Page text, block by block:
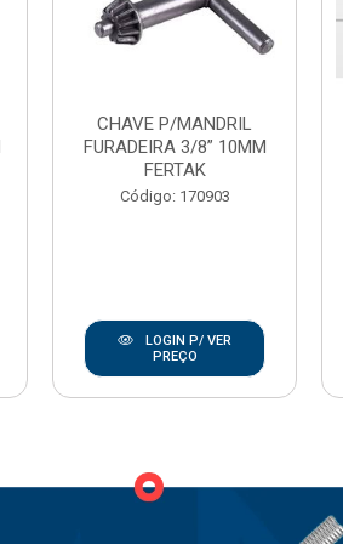
CHAVE P/MANDRIL
FURADEIRA 3/8” 10MM
FERTAK
Código: 170903
LOGIN P/ VER
PREÇO